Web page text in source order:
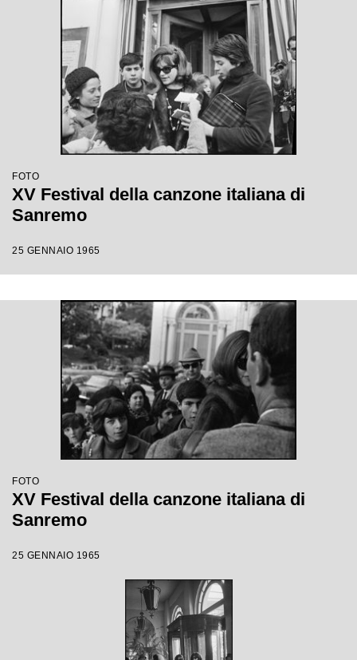
FOTO
XV Festival della canzone italiana di
Sanremo
25 GENNAIO 1965
FOTO
XV Festival della canzone italiana di
Sanremo
25 GENNAIO 1965